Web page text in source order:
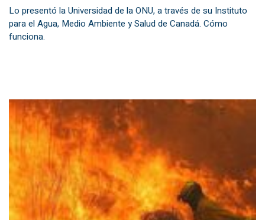
Lo presentó la Universidad de la ONU, a través de su Instituto
para el Agua, Medio Ambiente y Salud de Canadá. Cómo
funciona.